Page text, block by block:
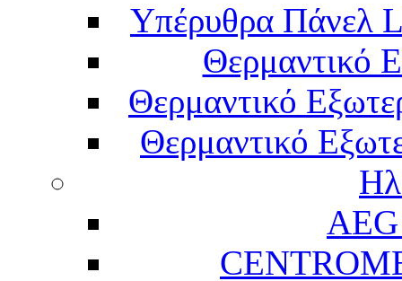
Υπέρυθρα Πάνελ
Θερμαντικό
Θερμαντικό
Θερμαντικό